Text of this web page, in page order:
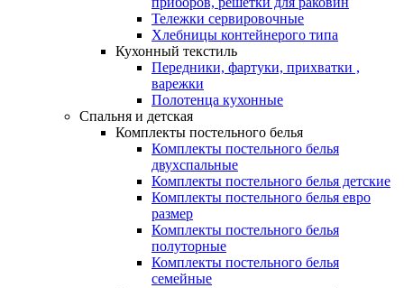
Тележки сервировочные
Хлебницы контейнерого типа
Кухонный текстиль
Передники, фартуки, прихватки ,
варежки
Полотенца кухонные
Спальня и детская
Комплекты постельного белья
Комплекты постельного белья
двухспальные
Комплекты постельного белья детские
Комплекты постельного белья евро
размер
Комплекты постельного белья
полуторные
Комплекты постельного белья
семейные